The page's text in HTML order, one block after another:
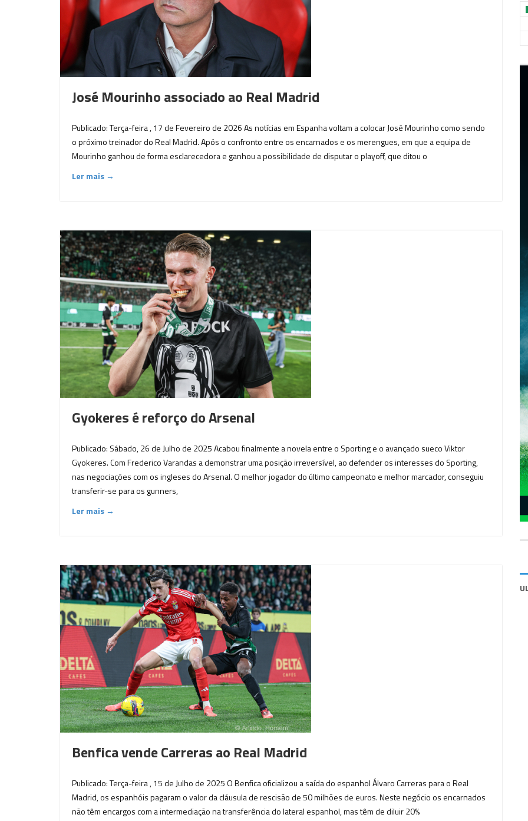
José Mourinho associado ao Real Madrid
Publicado: Terça-feira , 17 de Fevereiro de 2026 As notícias em Espanha voltam a colocar José Mourinho como sendo
o próximo treinador do Real Madrid. Após o confronto entre os encarnados e os merengues, em que a equipa de
Mourinho ganhou de forma esclarecedora e ganhou a possibilidade de disputar o playoff, que ditou o
Ler mais →
Gyokeres é reforço do Arsenal
Publicado: Sábado, 26 de Julho de 2025 Acabou finalmente a novela entre o Sporting e o avançado sueco Viktor
Gyokeres. Com Frederico Varandas a demonstrar uma posição irreversível, ao defender os interesses do Sporting,
nas negociações com os ingleses do Arsenal. O melhor jogador do último campeonato e melhor marcador, conseguiu
transferir-se para os gunners,
Ler mais →
Benfica vende Carreras ao Real Madrid
Publicado: Terça-feira , 15 de Julho de 2025 O Benfica oficializou a saída do espanhol Álvaro Carreras para o Real
Madrid, os espanhóis pagaram o valor da cláusula de rescisão de 50 milhões de euros. Neste negócio os encarnados
não têm encargos com a intermediação na transferência do lateral espanhol, mas têm de diluir 20%